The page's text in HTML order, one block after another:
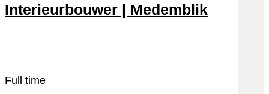
Interieurbouwer | Medemblik
Full time